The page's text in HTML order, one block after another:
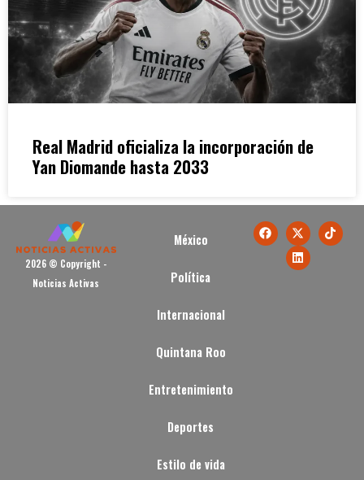
Real Madrid oficializa la incorporación de
Yan Diomande hasta 2033
2026 © Copyright -
Noticias Activas
México
Política
Internacional
Quintana Roo
Entretenimiento
Deportes
Estilo de vida